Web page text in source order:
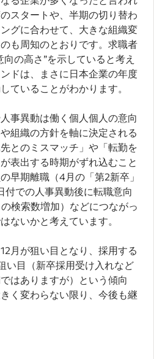
スタートや、半期の切り替わ
グに合わせて、大きな組織変
も周知のとおりです。求職者
の高さ”を示していると考え
ドは、まさに日本企業の年度
ていることがわかります。
事異動は働く個人個人の意向
組織の方針を軸に決定される
とのミスマッチ」や「転勤を
表出する時期がずれ込むこと
早期離職（4月の「第2新卒」
付での人事異動後に転職意向
検索数増加）などにつながっ
ないかと考えています。
月が狙い目となり、採用する
い目（新卒採用受け入れなど
はありますが）という傾向
く変わらない限り、今後も継